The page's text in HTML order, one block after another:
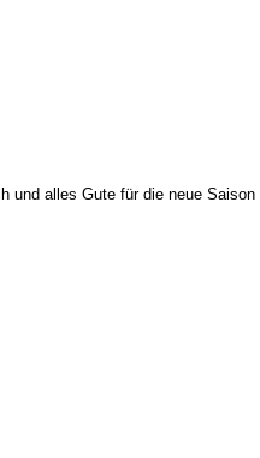
und alles Gute für die neue Saison